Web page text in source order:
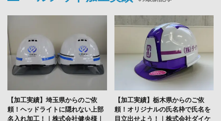
【加工実績】埼玉県からのご依
頼！ヘッドライトに隠れない上部
名入れ加工！｜株式会社健央様｜
【加工実績】栃木県からのご依
頼！オリジナルの氏名枠で氏名を
目立出せよう！｜株式会社ダイケ